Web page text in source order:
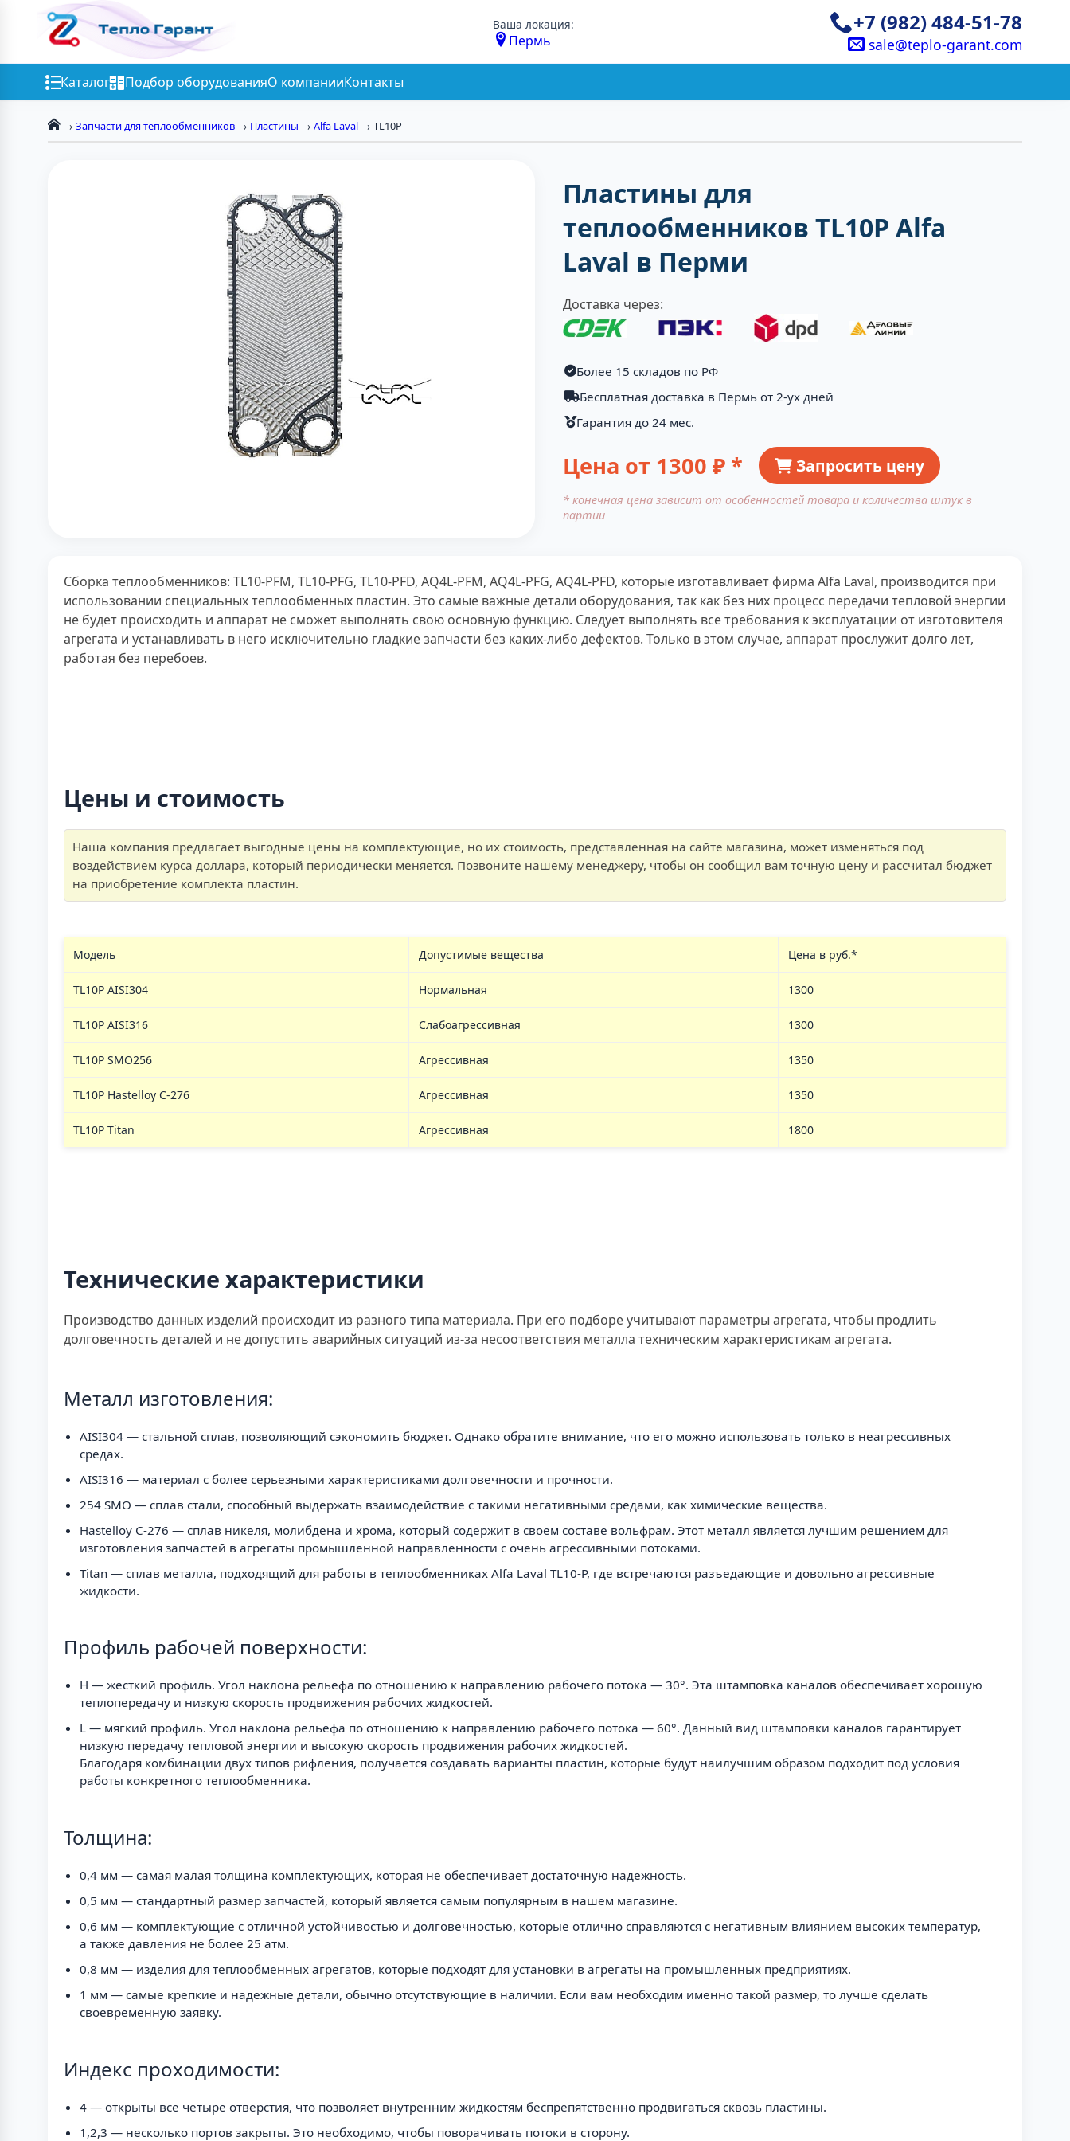
Ваша локация:
Пермь
+7 (982) 484-51-78
sale@teplo-garant.com
Каталог Подбор оборудованияО компанииКонтакты
→ Запчасти для теплообменников → Пластины → Alfa Laval → TL10P
Пластины для
теплообменников TL10P Alfa
Laval в Перми
Доставка через:
Более 15 складов по РФ
Бесплатная доставка в Пермь от 2-ух дней
Гарантия до 24 мес.
Цена от 1300 ₽ * Запросить цену
* конечная цена зависит от особенностей товара и количества штук в
партии
Сборка теплообменников: TL10-PFM, TL10-PFG, TL10-PFD, AQ4L-PFM, AQ4L-PFG, AQ4L-PFD, которые изготавливает фирма Alfa Laval, производится при
использовании специальных теплообменных пластин. Это самые важные детали оборудования, так как без них процесс передачи тепловой энергии
не будет происходить и аппарат не сможет выполнять свою основную функцию. Следует выполнять все требования к эксплуатации от изготовителя
агрегата и устанавливать в него исключительно гладкие запчасти без каких-либо дефектов. Только в этом случае, аппарат прослужит долго лет,
работая без перебоев.
Цены и стоимость
Наша компания предлагает выгодные цены на комплектующие, но их стоимость, представленная на сайте магазина, может изменяться под
воздействием курса доллара, который периодически меняется. Позвоните нашему менеджеру, чтобы он сообщил вам точную цену и рассчитал бюджет
на приобретение комплекта пластин.
Модель Допустимые вещества Цена в руб.*
TL10P AISI304 Нормальная 1300
TL10P AISI316 Слабоагрессивная 1300
TL10P SMO256 Агрессивная 1350
TL10P Hastelloy C-276 Агрессивная 1350
TL10P Titan Агрессивная 1800
Технические характеристики
Производство данных изделий происходит из разного типа материала. При его подборе учитывают параметры агрегата, чтобы продлить
долговечность деталей и не допустить аварийных ситуаций из-за несоответствия металла техническим характеристикам агрегата.
Металл изготовления:
AISI304 — стальной сплав, позволяющий сэкономить бюджет. Однако обратите внимание, что его можно использовать только в неагрессивных
средах.
AISI316 — материал с более серьезными характеристиками долговечности и прочности.
254 SMO — сплав стали, способный выдержать взаимодействие с такими негативными средами, как химические вещества.
Hastelloy C-276 — сплав никеля, молибдена и хрома, который содержит в своем составе вольфрам. Этот металл является лучшим решением для
изготовления запчастей в агрегаты промышленной направленности с очень агрессивными потоками.
Titan — сплав металла, подходящий для работы в теплообменниках Alfa Laval TL10-P, где встречаются разъедающие и довольно агрессивные
жидкости.
Профиль рабочей поверхности:
H — жесткий профиль. Угол наклона рельефа по отношению к направлению рабочего потока — 30°. Эта штамповка каналов обеспечивает хорошую
теплопередачу и низкую скорость продвижения рабочих жидкостей.
L — мягкий профиль. Угол наклона рельефа по отношению к направлению рабочего потока — 60°. Данный вид штамповки каналов гарантирует
низкую передачу тепловой энергии и высокую скорость продвижения рабочих жидкостей.
Благодаря комбинации двух типов рифления, получается создавать варианты пластин, которые будут наилучшим образом подходит под условия
работы конкретного теплообменника.
Толщина:
0,4 мм — самая малая толщина комплектующих, которая не обеспечивает достаточную надежность.
0,5 мм — стандартный размер запчастей, который является самым популярным в нашем магазине.
0,6 мм — комплектующие с отличной устойчивостью и долговечностью, которые отлично справляются с негативным влиянием высоких температур,
а также давления не более 25 атм.
0,8 мм — изделия для теплообменных агрегатов, которые подходят для установки в агрегаты на промышленных предприятиях.
1 мм — самые крепкие и надежные детали, обычно отсутствующие в наличии. Если вам необходим именно такой размер, то лучше сделать
своевременную заявку.
Индекс проходимости:
4 — открыты все четыре отверстия, что позволяет внутренним жидкостям беспрепятственно продвигаться сквозь пластины.
1,2,3 — несколько портов закрыты. Это необходимо, чтобы поворачивать потоки в сторону.